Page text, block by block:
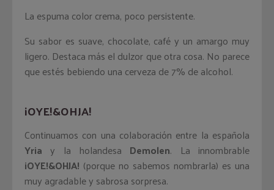
La espuma color crema, poco persistente.
Su sabor es suave, chocolate, café y un amargo muy
ligero. Destaca más el dulzor que otra cosa. No parece
que estés bebiendo una cerveza de 7% de alcohol.
¡OYE!&OHJA!
Continuamos con una colaboración entre la española
Yria y la holandesa Demolen. La innombrable
¡OYE!&OHJA! (porque no sabemos nombrarla) es una
muy agradable y sabrosa sorpresa.